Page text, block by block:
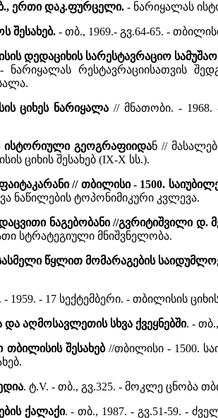
ერთი დაკ.ფურცელი. - ნარიყალას
შესახებ. - თბ., 1969.- გვ.64-65. -
დედაციხის სარესტავრაციო
რესტავრაციისათვის
ციხეს ნარიყალა // მნათობი. -
გეოგრაფიიდან //
ციხის შესახებ (IX-X სს.).
// თბილისი - 1500.
ნაწილების ტოპონიმიკური კვლევა.
ნაგებობანი //გვრიტიშვილი დ.
სტრატეგიული მნიშვნელობა.
წყლით მომარაგების
- 1959. - 17 სექტემბერი. - თბილისის
აღმოსავლეთის სხვა ქვეყნებში. -
შესახებ//თბილისი - 1500.
. ტ.V. - თბ., გვ.325. - მოკლე ცნობა
ქალაქი. - თბ., 1987. - გვ.51-59. -